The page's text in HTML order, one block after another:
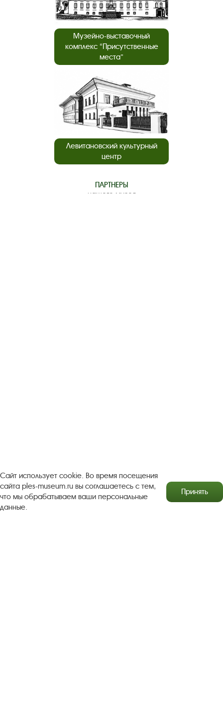
Музейно-выставочный
комплекс “Присутственные
места”
Левитановский культурный
центр
ПАРТНЕРЫ
нашего музея
Антикоррупционная деятельность
Сайт использует cookie. Во время посещения
сайта ples-museum.ru вы соглашаетесь с тем,
что мы обрабатываем ваши персональные
данные.
Принять